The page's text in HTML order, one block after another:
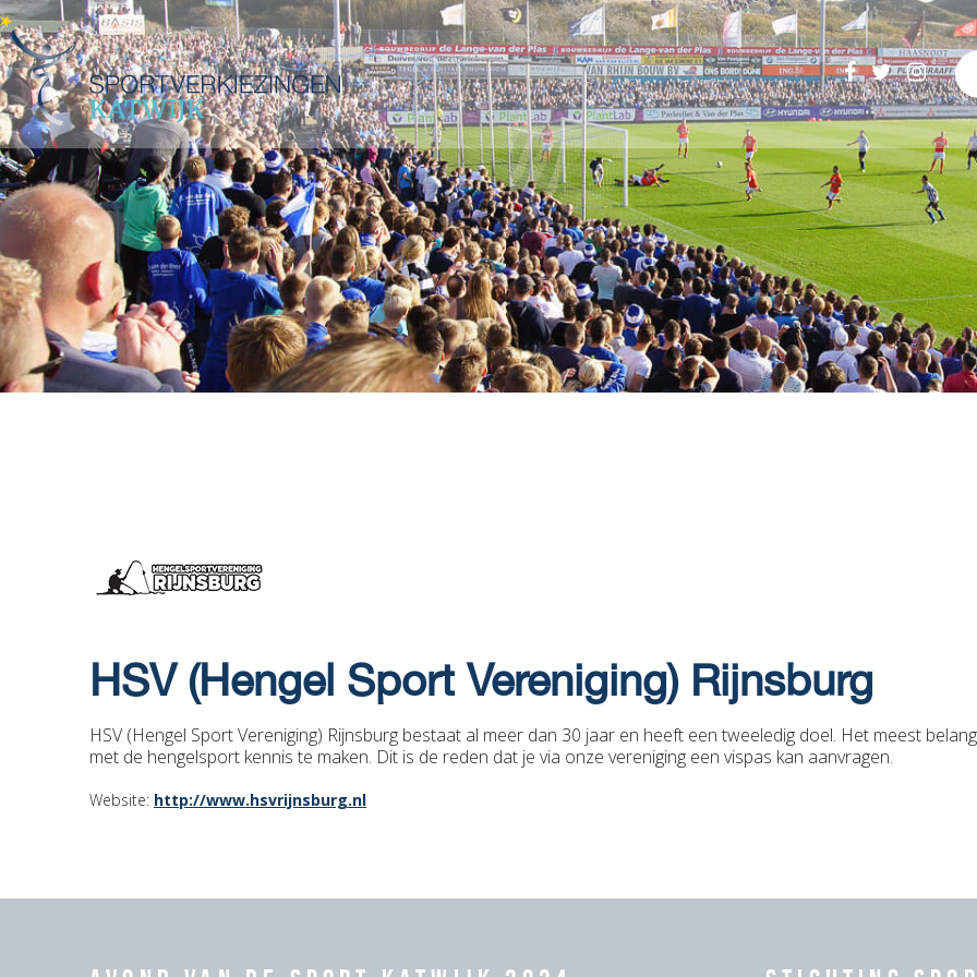
HSV (Hengel Sport Vereniging) Rijnsburg
HSV (Hengel Sport Vereniging) Rijnsburg bestaat al meer dan 30 jaar en heeft een tweeledig doel. Het meest
met de hengelsport kennis te maken. Dit is de reden dat je via onze vereniging een vispas kan aanvragen.
Website: http://www.hsvrijnsburg.nl